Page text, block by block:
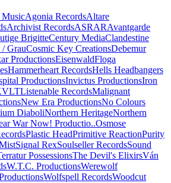
MusicAgonia RecordsAltare
Archivist RecordsASRARAvantgarde
BrigitteCentury MediaClandestine
GrauCosmic Key CreationsDebemur
ProductionsEisenwaldFloga
Hammerheart RecordsHells Headbangers
ProductionsInvictus ProductionsIron
Listenable RecordsMalignant
New Era ProductionsNo Colours
DiaboliNorthern HeritageNorthern
War Now! Productio..Osmose
Plastic HeadPrimitive ReactionPurity
Signal RexSoulseller RecordsSound
PossessionsThe Devil's ElixirsVán
W.T.C. ProductionsWerewolf
Wolfspell RecordsWoodcut